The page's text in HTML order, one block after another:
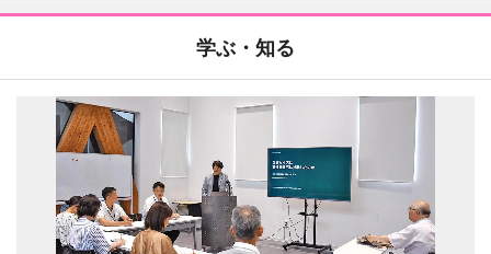
学ぶ・知る